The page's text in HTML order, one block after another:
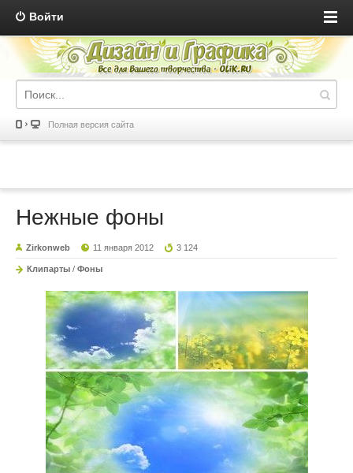
Войти
Полная версия сайта
Нежные фоны
Zirkonweb 11 января 2012 3 124
Клипарты / Фоны